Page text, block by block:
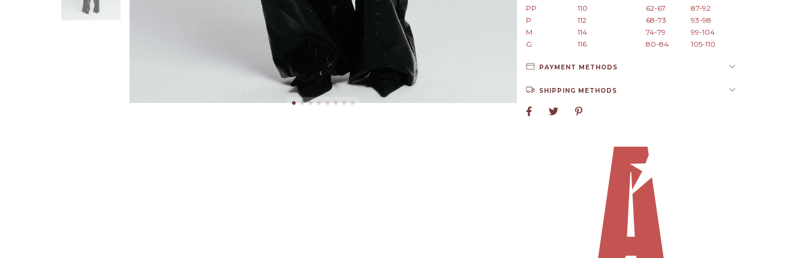
PP
110 62-67
87-92
P
112 68-73
93-98
M
114 74-79
99-104
G
116 80-84 105-110
PAYMENT METHODS
SHIPPING METHODS